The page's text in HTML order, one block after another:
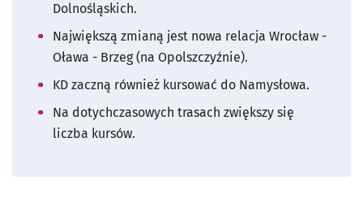
Dolnośląskich.
Największą zmianą jest nowa relacja Wrocław -
Oława - Brzeg (na Opolszczyźnie).
KD zaczną również kursować do Namysłowa.
Na dotychczasowych trasach zwiększy się
liczba kursów.